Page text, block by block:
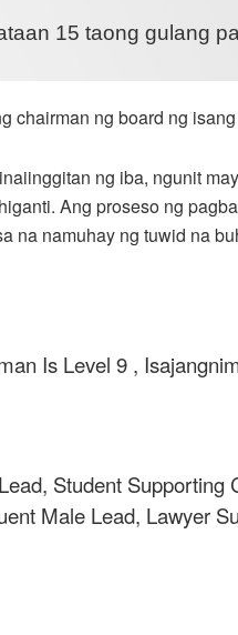
15 taong gulang
chairman ng board ng
ng iba, ngunit
Ang proseso ng
na namuhay ng tuwid na
Is Level 9 ,
Student
Male Lead, Lawyer